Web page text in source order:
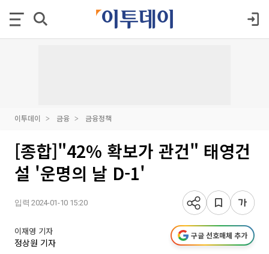
이투데이 금융 금융정책
[종합]"42% 확보가 관건" 태영건
설 '운명의 날 D-1'
입력 2024-01-10 15:20
이재영 기자
정상원 기자
구글 선호매체 추가